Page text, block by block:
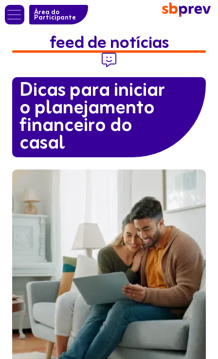
Área do
Participante
feed de notícias

Dicas para iniciar
o planejamento
financeiro do
casal